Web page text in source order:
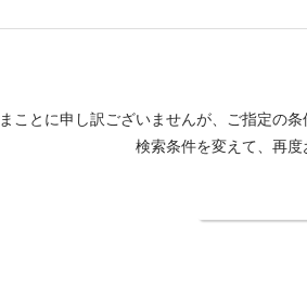
まことに申し訳ございませんが、ご指定の
検索条件を変えて、再度